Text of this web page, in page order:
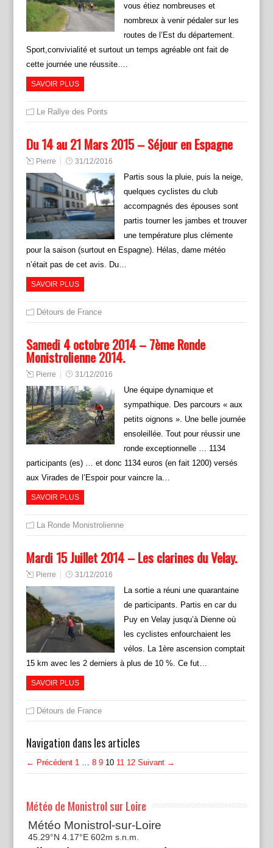
vous étiez nombreuses et
nombreux à venir pédaler sur les
routes de l’Est du département.
Sport,convivialité et surtout un temps agréable ont fait de
cette journée une réussite….
SAVOIR PLUS
Le Rallye des Ponts
Du 14 au 21 Mars 2015 – Séjour en Espagne
Pierre 31/12/2016
Partis sous la pluie, puis la neige,
quelques cyclistes du club
accompagnés des épouses sont
partis tourner les jambes et trouver
une température plus clémente
pour la saison (surtout en Espagne). Hélas, dame météo
n’était pas de cet avis. Du…
SAVOIR PLUS
Détours de France
Samedi 4 octobre 2014 – 7ème Ronde
Monistrolienne 2014.
Pierre 31/12/2016
Une équipe dynamique et
sympathique. Des parcours « aux
petits oignons ». Une belle journée
ensoleillée. Tout pour réussir une
ronde exceptionnelle … 1134
participants (es) … et donc 1134 euros (en fait 1200) versés
aux Virades de l’Espoir pour vaincre la…
SAVOIR PLUS
La Ronde Monistrolienne
Mardi 15 Juillet 2014 – Les clarines du Velay.
Pierre 31/12/2016
La sortie a réuni une quarantaine
de participants. Partis en car du
Puy en Velay jusqu’à Dienne où
les cyclistes enfourchaient les
vélos. La 1ère ascension comptait
15 km avec les 2 derniers à plus de 10 %. Ce fut…
SAVOIR PLUS
Détours de France
Navigation dans les articles
← Précédent 1 8 9 10 11 12 Suivant →
Météo de Monistrol sur Loire